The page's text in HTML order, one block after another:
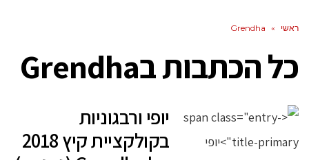
ראשי »
Grendha
כל הכתבות בGrendha
יופי ורבגוניות
בקולקציית קיץ 2018